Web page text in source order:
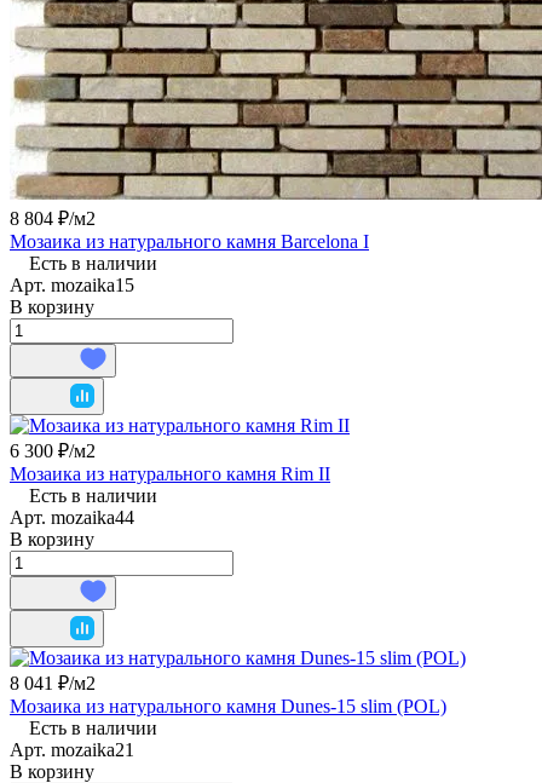
8 804 ₽/м2
Мозаика из натурального камня Barcelona I
Есть в наличии
Арт. mozaika15
В корзину
6 300 ₽/м2
Мозаика из натурального камня Rim II
Есть в наличии
Арт. mozaika44
В корзину
8 041 ₽/м2
Мозаика из натурального камня Dunes-15 slim (POL)
Есть в наличии
Арт. mozaika21
В корзину